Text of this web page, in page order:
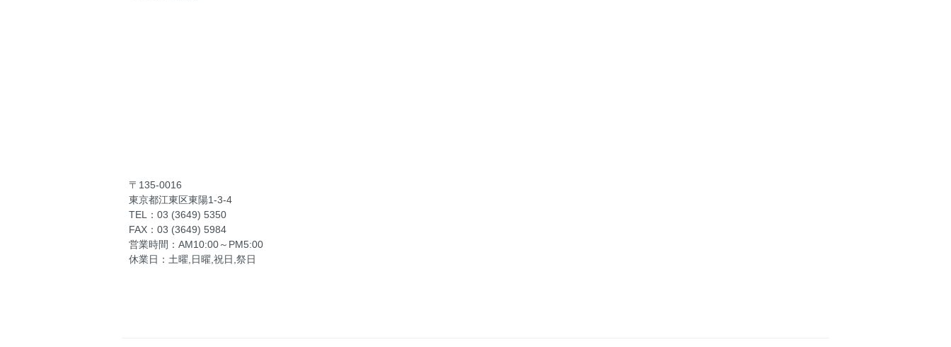
〒135-0016
東京都江東区東陽1-3-4
TEL：03 (3649) 5350
FAX：03 (3649) 5984
営業時間：AM10:00～PM5:00
休業日：土曜,日曜,祝日,祭日